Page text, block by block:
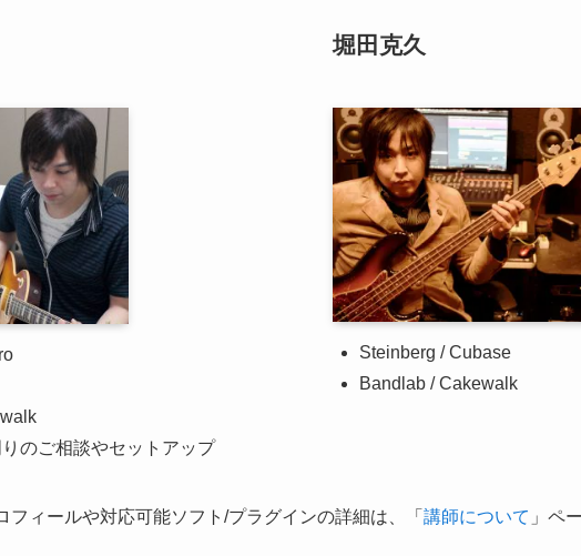
のご相談やセットアップ
堀田克久
Steinberg / Cubase
Bandlab / Cakewalk
フィールや対応可能ソフト/プラグインの詳細は、「 講師について 」ペ